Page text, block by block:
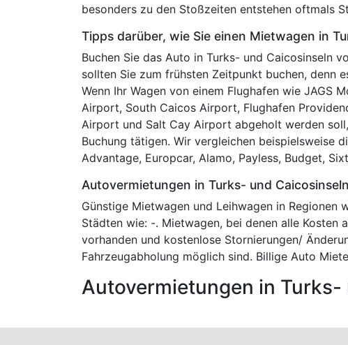
besonders zu den Stoßzeiten entstehen oftmals
Tipps darüber, wie Sie einen Mietwagen in
Buchen Sie das Auto in Turks- und Caicosinseln
sollten Sie zum frühsten Zeitpunkt buchen, denn
Wenn Ihr Wagen von einem Flughafen wie JAGS
Airport, South Caicos Airport, Flughafen
Airport und Salt Cay Airport abgeholt werden
Buchung tätigen. Wir vergleichen beispielsweise
Advantage, Europcar, Alamo, Payless, Budget,
Autovermietungen in Turks- und Caicosinseln
Günstige Mietwagen und Leihwagen in Regionen
Städten wie: -. Mietwagen, bei denen alle Kosten
vorhanden und kostenlose Stornierungen/
Fahrzeugabholung möglich sind. Billige Auto
Autovermietungen in